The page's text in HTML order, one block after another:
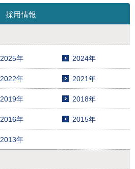
採用情報
2025年 2024年
2022年 2021年
2019年 2018年
2016年 2015年
2013年